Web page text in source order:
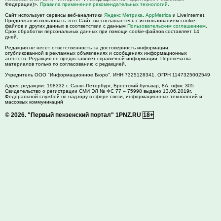
Федерации)». Правила применения рекомендательных технологий
Сайт использует сервисы веб-аналитики Яндекс Метрика AppMetrica и LiveInternet.
Продолжая использовать этот Сайт, вы соглашаетесь с использованием cookie-
файлов и других данных в соответствии с данным Пользовательским соглашением
Срок обработки персональных данных при помощи cookie-файлов составляет 14
дней.
Редакция не несет ответственность за достоверность информации,
опубликованной в рекламных объявлениях и сообщениях информационных
агентств. Редакция не предоставляет справочной информации. Перепечатка
материалов только по согласованию с редакцией.
Учредитель ООО "Информационное Бюро". ИНН 7325128341, ОГРН 1147325002549
Адрес редакции: 198332 г. Санкт-Петербург, Брестский бульвар, 8А, офис 305
Свидетельство о регистрации СМИ ЭЛ № ФС 77 – 75998 выдано 13.06.2019г.
Федеральной службой по надзору в сфере связи, информационных технологий и
массовых коммуникаций
© 2026. "Первый пензенский портал" 1PNZ.RU 18+